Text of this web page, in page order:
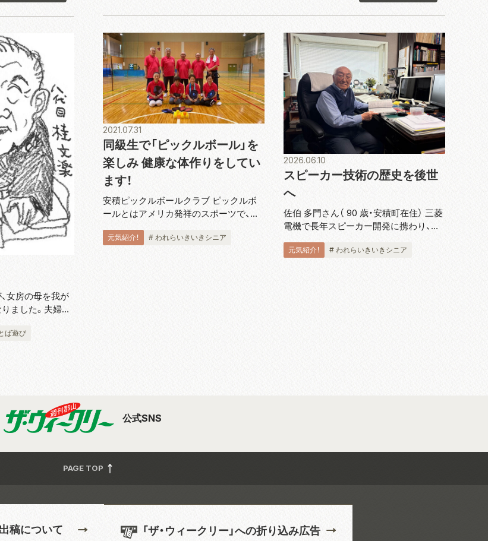
女房の母を我が
ました。夫婦二
たらいいのか。そ
ば遊び
同級生で「ピックルボール」を
楽しみ 健康な体作りをしてい
ます！
安積ピックルボールクラブ ピックルボ
ールとはアメリカ発祥のスポーツで、バ
板状のパドルと呼ばれるラケットを使用
元気紹介！ # われらいきいきシニア
2021.07.31
スピーカー技術の歴史を後世
へ
佐伯 多門さん（ 90 歳・安積町在住） 三菱
電機で長年スピーカー開発に携わり、ダ
きた佐伯多門さんは、4 月に『スピーカー
元気紹介！ # われらいきいきシニア
2026.06.10
公式SNS
PAGE TOP
稿について 「ザ・ウィークリー」への折り込み広告